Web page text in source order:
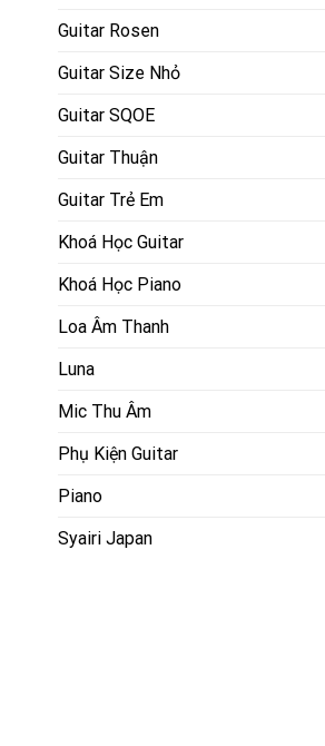
Guitar Rosen
Guitar Size Nhỏ
Guitar SQOE
Guitar Thuận
Guitar Trẻ Em
Khoá Học Guitar
Khoá Học Piano
Loa Âm Thanh
Luna
Mic Thu Âm
Phụ Kiện Guitar
Piano
Syairi Japan